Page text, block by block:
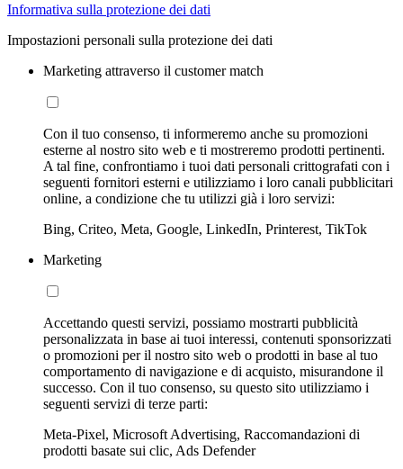
Informativa sulla protezione dei dati
Impostazioni personali sulla protezione dei dati
Marketing attraverso il customer match
Con il tuo consenso, ti informeremo anche su promozioni
esterne al nostro sito web e ti mostreremo prodotti pertinenti.
A tal fine, confrontiamo i tuoi dati personali crittografati con i
seguenti fornitori esterni e utilizziamo i loro canali pubblicitari
online, a condizione che tu utilizzi già i loro servizi:
Bing, Criteo, Meta, Google, LinkedIn, Printerest, TikTok
Marketing
Accettando questi servizi, possiamo mostrarti pubblicità
personalizzata in base ai tuoi interessi, contenuti sponsorizzati
o promozioni per il nostro sito web o prodotti in base al tuo
comportamento di navigazione e di acquisto, misurandone il
successo. Con il tuo consenso, su questo sito utilizziamo i
seguenti servizi di terze parti:
Meta-Pixel, Microsoft Advertising, Raccomandazioni di
prodotti basate sui clic, Ads Defender